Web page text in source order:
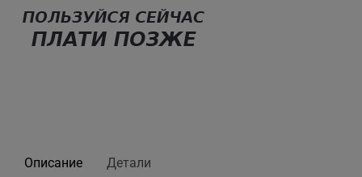
Описание Детали